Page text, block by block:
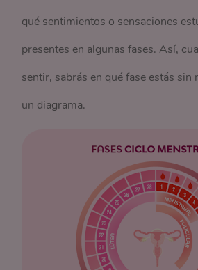
qué sentimientos o sensaciones
presentes en algunas fases. Así,
sentir, sabrás en qué fase estás sin
un diagrama.